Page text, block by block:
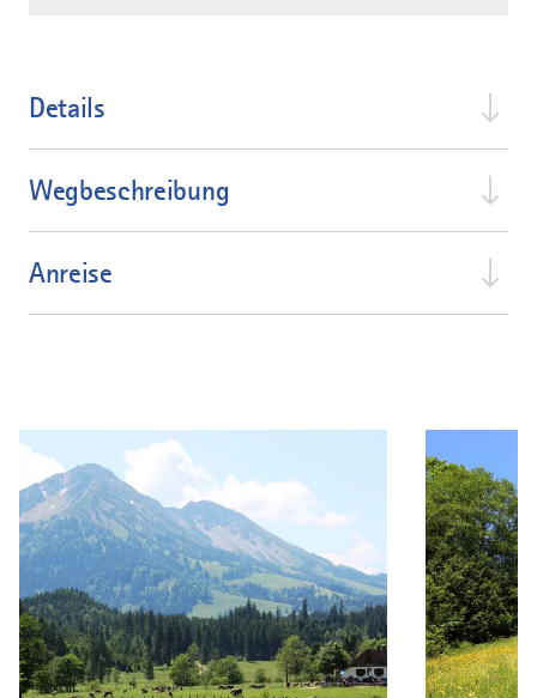
Details
Wegbeschreibung
Anreise